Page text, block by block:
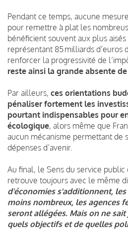
Pendant ce temps, aucune
pour remettre à plat les
bénéficient souvent aux plus aisés
représentant 85 milliards d’euros
renforcer la progressivité de
reste ainsi la grande absente
Par ailleurs, ces orientations
pénaliser fortement les
pourtant indispensables pour
écologique, alors même que
aucun mécanisme permettant de
dépenses d’avenir.
Au final, le Sens du service
retrouve toujours avec le même
d'économies s'additionnent,
moins nombreux, les agences
seront allégées. Mais on ne
quels objectifs et de quelles